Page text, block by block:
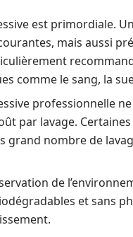
est primordiale.
mais aussi
comme le sang, la
professionnelle
par lavage. Certaines
grand nombre de
de
et sans